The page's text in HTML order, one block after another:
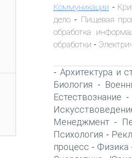
Коммуникации -
дело - Пищевая
обработка
обработки -
- Архитектура и
Биология -
Естествознание -
Менеджмент -
Психология -
процесс - Физика